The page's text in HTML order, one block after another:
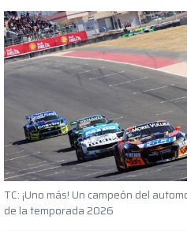
TC: ¡Uno más! Un campeón del
de la temporada 2026